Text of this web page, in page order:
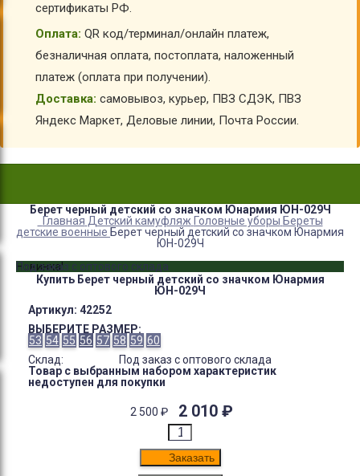
сертификаты РФ.
Оплата: QR код/терминал/онлайн платеж,
безналичная оплата, постоплата, наложенный
платеж (оплата при получении).
Доставка: самовывоз, курьер, ПВЗ СДЭК, ПВЗ
Яндекс Маркет, Деловые линии, Почта России.
Берет черный детский со значком Юнармия ЮН-029Ч
Главная Детский камуфляж Головные уборы Береты
детские военные Берет черный детский со значком Юнармия
ЮН-029Ч
Новинка!
Под заказ с оптового склада
Купить Берет черный детский со значком Юнармия
ЮН-029Ч
Артикул: 42252
ВЫБЕРИТЕ РАЗМЕР:
53 54 55 56 57 58 59 60
Склад:
Под заказ с оптового склада
Товар с выбранным набором характеристик
недоступен для покупки
2 500 ₽ 2 010 ₽
Заказать